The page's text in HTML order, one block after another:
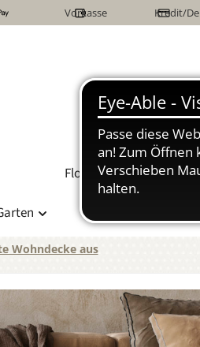
Vorkasse Kredit/
Wunschzettel
Flor Naturhaarbetten
Wohndecke aus